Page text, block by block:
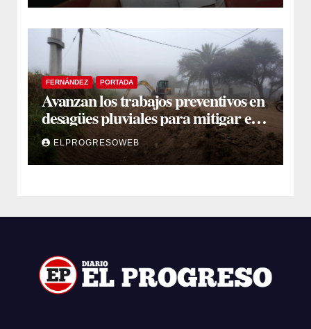
FERNÁNDEZ PORTADA
Avanzan los trabajos preventivos en
desagües pluviales para mitigar el
impacto de la temporada de lluvias
ELPROGRESOWEB